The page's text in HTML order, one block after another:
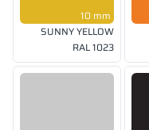
10 mm
SUNNY YELLOW
RAL 1023